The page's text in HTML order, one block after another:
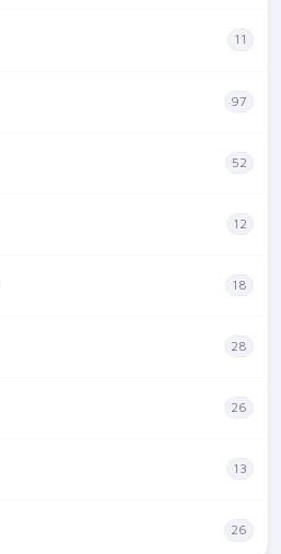
11
97
52
12
18
28
26
13
26